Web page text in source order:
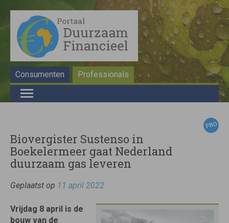
Consumenten Professionals
Biovergister Sustenso in
Boekelermeer gaat Nederland
duurzaam gas leveren
Geplaatst op 11 april 2022
Vrijdag 8 april is de
bouw van de